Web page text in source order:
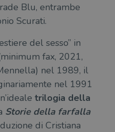
Blu, entrambe
Scurati.
del sesso” in
fax, 2021,
nel 1989, il
nel 1991
trilogia della
Storie della farfalla
di Cristiana